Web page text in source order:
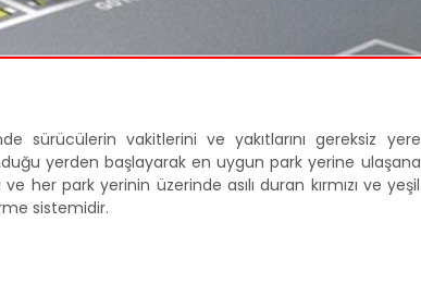
sürücülerin vakitlerini ve yakıtlarını gereksiz yere
yerden başlayarak en uygun park yerine ulaşana
her park yerinin üzerinde asılı duran kırmızı ve yeşil
sistemidir.